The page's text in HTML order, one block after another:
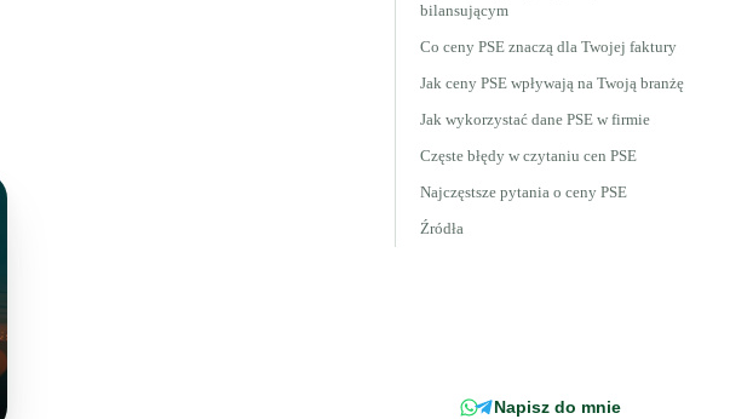
bilansującym
Co ceny PSE znaczą dla Twojej faktury
Jak ceny PSE wpływają na Twoją branżę
Jak wykorzystać dane PSE w firmie
Częste błędy w czytaniu cen PSE
Najczęstsze pytania o ceny PSE
Źródła
Napisz do mnie